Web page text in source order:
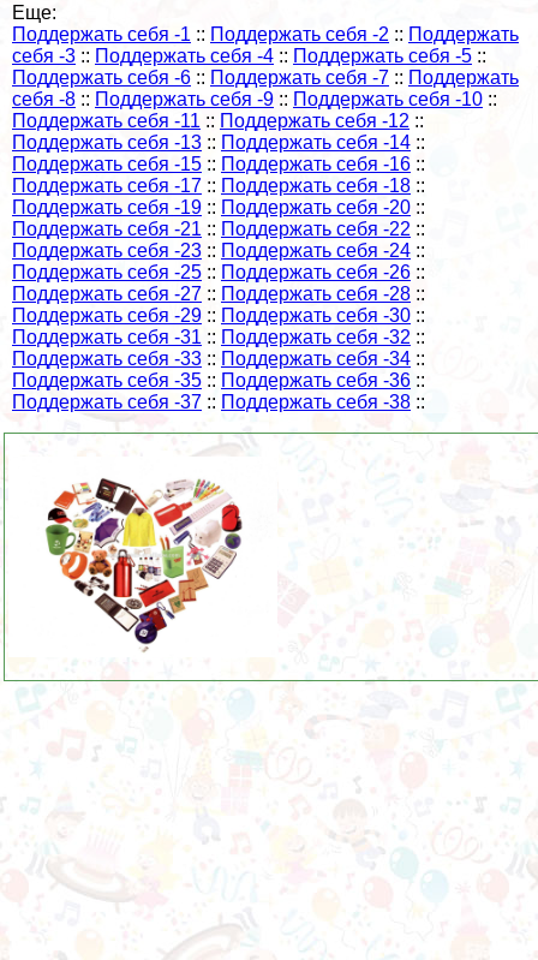
Еще:
Поддержать себя -1 :: Поддержать себя -2 :: Поддержать
себя -3 :: Поддержать себя -4 :: Поддержать себя -5 ::
Поддержать себя -6 :: Поддержать себя -7 :: Поддержать
себя -8 :: Поддержать себя -9 :: Поддержать себя -10 ::
Поддержать себя -11 :: Поддержать себя -12 ::
Поддержать себя -13 :: Поддержать себя -14 ::
Поддержать себя -15 :: Поддержать себя -16 ::
Поддержать себя -17 :: Поддержать себя -18 ::
Поддержать себя -19 :: Поддержать себя -20 ::
Поддержать себя -21 :: Поддержать себя -22 ::
Поддержать себя -23 :: Поддержать себя -24 ::
Поддержать себя -25 :: Поддержать себя -26 ::
Поддержать себя -27 :: Поддержать себя -28 ::
Поддержать себя -29 :: Поддержать себя -30 ::
Поддержать себя -31 :: Поддержать себя -32 ::
Поддержать себя -33 :: Поддержать себя -34 ::
Поддержать себя -35 :: Поддержать себя -36 ::
Поддержать себя -37 :: Поддержать себя -38 ::